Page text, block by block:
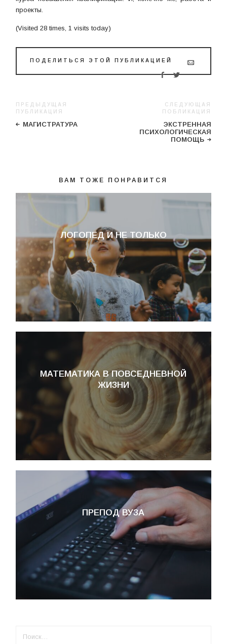
проекты.
(Visited 28 times, 1 visits today)
ПОДЕЛИТЬСЯ ЭТОЙ ПУБЛИКАЦИЕЙ
ПРЕДЫДУЩАЯ
ПУБЛИКАЦИЯ
МАГИСТРАТУРА
СЛЕДУЮЩАЯ
ПОБЛИКАЦИЯ
ЭКСТРЕННАЯ
ПСИХОЛОГИЧЕСКАЯ
ПОМОЩЬ
ВАМ ТОЖЕ ПОНРАВИТСЯ
ЛОГОПЕД И НЕ ТОЛЬКО
МАТЕМАТИКА В ПОВСЕДНЕВНОЙ
ЖИЗНИ
ПРЕПОД ВУЗА